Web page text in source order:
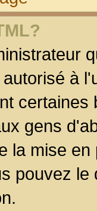
à
gens
la mise
pouvez